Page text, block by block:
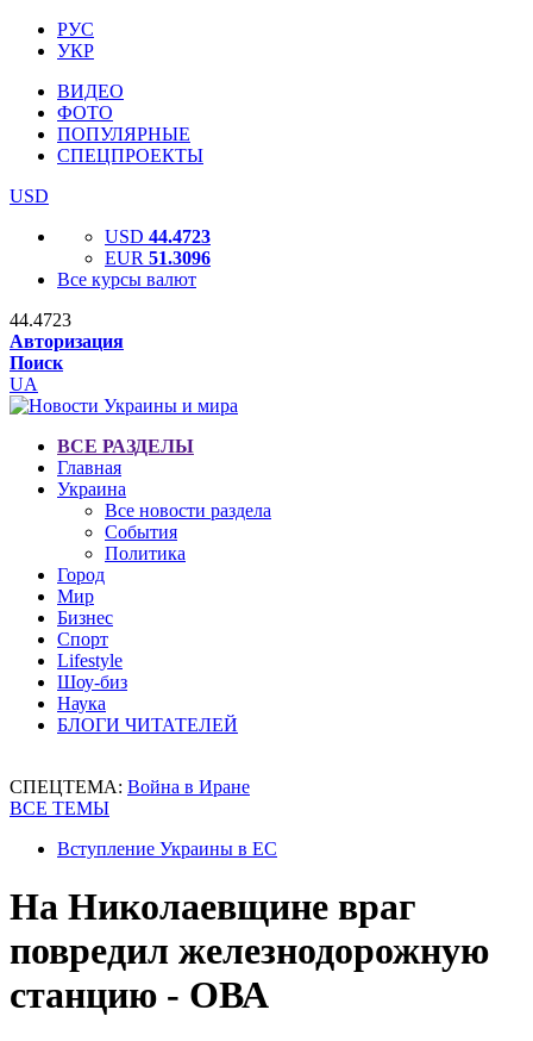
РУС
УКР
ВИДЕО
ФОТО
ПОПУЛЯРНЫЕ
СПЕЦПРОЕКТЫ
USD
USD 44.4723
EUR 51.3096
Все курсы валют
44.4723
Авторизация
Поиск
UA
ВСЕ РАЗДЕЛЫ
Главная
Украина
Все новости раздела
События
Политика
Город
Мир
Бизнес
Спорт
Lifestyle
Шоу-биз
Наука
БЛОГИ ЧИТАТЕЛЕЙ
СПЕЦТЕМА: Война в Иране
ВСЕ ТЕМЫ
Вступление Украины в ЕС
На Николаевщине враг
повредил железнодорожную
станцию - ОВА